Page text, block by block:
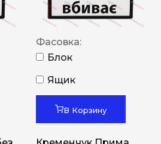
Фасовка:
Блок
Ящик
В Корзину